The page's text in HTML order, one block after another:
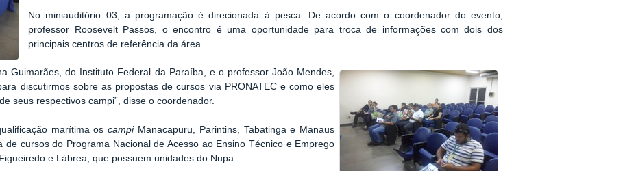
No miniauditório 03, a programação é direcionada à pesca. De acordo com o coordenador do evento,
professor Roosevelt Passos, o encontro é uma oportunidade para troca de informações com dois dos
principais centros de referência da área.
Guimarães, do Instituto Federal da Paraíba, e o professor João Mendes,
discutirmos sobre as propostas de cursos via PRONATEC e como eles
seus respectivos campi”, disse o coordenador.
marítima oscampiManacapuru, Parintins, Tabatinga e Manaus
de cursos do Programa Nacional de Acesso ao Ensino Técnico e Emprego
e Lábrea, que possuem unidades do Nupa.